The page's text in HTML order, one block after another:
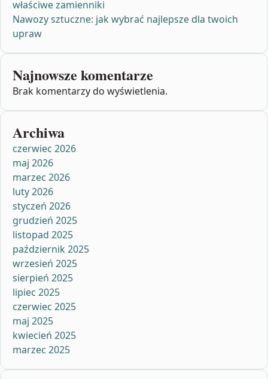
właściwe zamienniki
Nawozy sztuczne: jak wybrać najlepsze dla twoich
upraw
Najnowsze komentarze
Brak komentarzy do wyświetlenia.
Archiwa
czerwiec 2026
maj 2026
marzec 2026
luty 2026
styczeń 2026
grudzień 2025
listopad 2025
październik 2025
wrzesień 2025
sierpień 2025
lipiec 2025
czerwiec 2025
maj 2025
kwiecień 2025
marzec 2025